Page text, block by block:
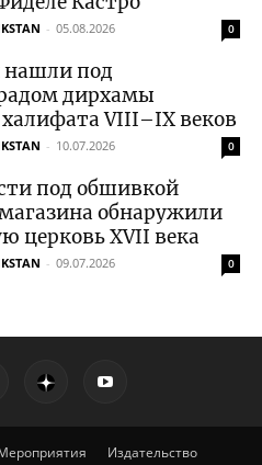
- 05.08.2026 0
нашли под
дирхамы
халифата VIII–IX веков
- 10.07.2026 0
под обшивкой
магазина обнаружили
церковь XVII века
- 09.07.2026 0
Издательство